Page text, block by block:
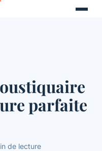
parfaite
de lecture